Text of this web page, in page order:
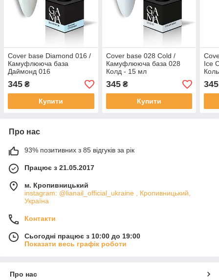
Cover base Diamond 016 /
Камуфлююча база
Даймонд 016
345 ₴
Купити
Cover base 028 Cold /
Камуфлююча база 028
Колд - 15 мл
345₴
Купити
Ice
345
Про нас
93% позитивних з 85 відгуків за рік
Працює з 21.05.2017
м. Кропивницький
instagram: @lianail_official_ukraine , Кропивницький,
Україна
Контакти
Сьогодні працює з 10:00 до 19:00
Показати весь графік роботи
Про нас